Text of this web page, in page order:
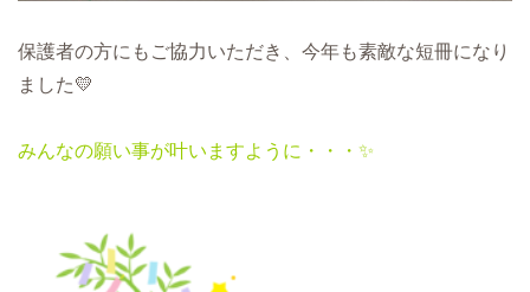
保護者の方にもご協力いただき、今年も素敵な短冊になり
ました💛
みんなの願い事が叶いますように・・・✨